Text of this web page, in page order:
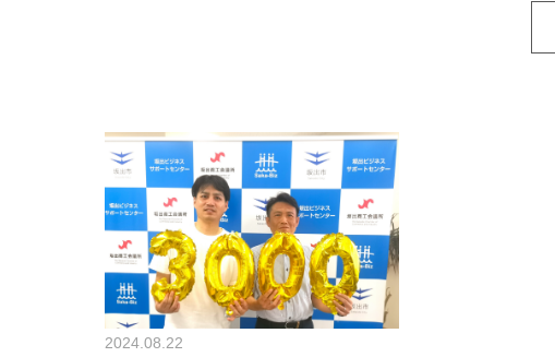
2024.08.22